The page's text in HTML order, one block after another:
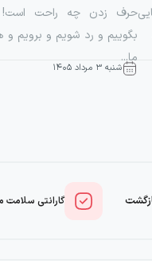
حرف زدن چه راحت
بگوییم و رد شویم و برویم و
ما...
شنبه ۳ مرداد ۱۴۰۵
گارانتی